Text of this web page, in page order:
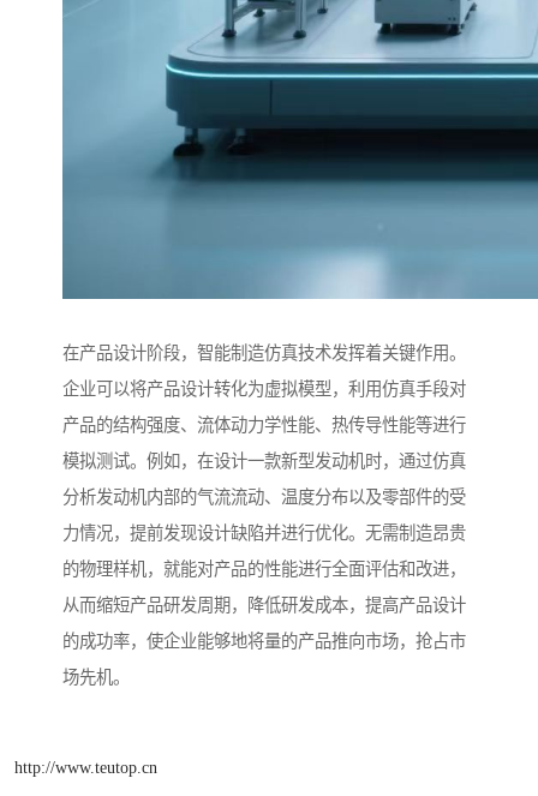
在产品设计阶段，智能制造仿真技术发挥着关键作用。
企业可以将产品设计转化为虚拟模型，利用仿真手段对
产品的结构强度、流体动力学性能、热传导性能等进行
模拟测试。例如，在设计一款新型发动机时，通过仿真
分析发动机内部的气流流动、温度分布以及零部件的受
力情况，提前发现设计缺陷并进行优化。无需制造昂贵
的物理样机，就能对产品的性能进行全面评估和改进，
从而缩短产品研发周期，降低研发成本，提高产品设计
的成功率，使企业能够地将量的产品推向市场，抢占市
场先机。
http://www.teutop.cn